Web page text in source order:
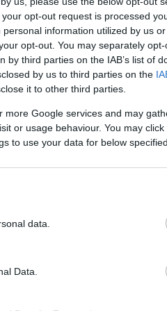
opt-out request is processed
information utilized by us
opt-out. You may separately
third parties on the IAB’s list of
by us to third parties on the
it to other third parties.
Google services and may
or usage behaviour. You may
to use your data for below
data.
Data.
biztonság új